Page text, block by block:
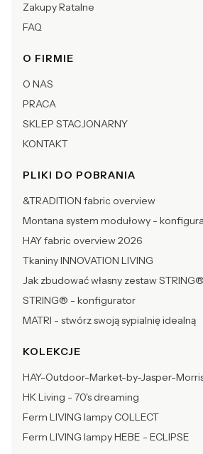
Zakupy Ratalne
FAQ
O FIRMIE
O NAS
PRACA
SKLEP STACJONARNY
KONTAKT
PLIKI DO POBRANIA
&TRADITION fabric overview
Montana system modułowy -
HAY fabric overview 2026
Tkaniny INNOVATION LIVING
Jak zbudować własny zestaw STRING®
STRING® - konfigurator
MATRI - stwórz swoją sypialnię idealną
KOLEKCJE
HAY-Outdoor-Market-by-Jasper-
HK Living - 70's dreaming
Ferm LIVING lampy COLLECT
Ferm LIVING lampy HEBE - ECLIPSE